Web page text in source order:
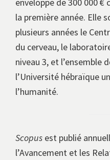
enveloppe de 300 000
la première année. Elle
plusieurs années le
du cerveau, le
niveau 3, et l’ensemble
l’Université hébraïque
l’humanité.
Scopus est publié
l’Avancement et les